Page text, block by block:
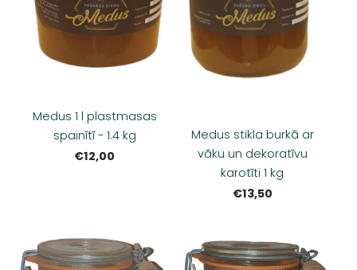
Medus 1 l plastmasas
spainītī - 1.4 kg
€12,00
Medus stikla burkā ar
vāku un dekoratīvu
karotīti 1 kg
€13,50